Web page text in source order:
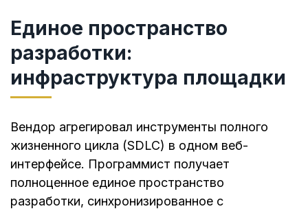
Единое пространство
разработки:
инфраструктура площадки
Вендор агрегировал инструменты полного
жизненного цикла (SDLC) в одном веб-
интерфейсе. Программист получает
полноценное единое пространство
разработки, синхронизированное с